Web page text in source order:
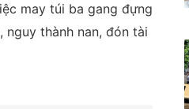
may túi ba gang đựng
nguy thành nan, đón tài